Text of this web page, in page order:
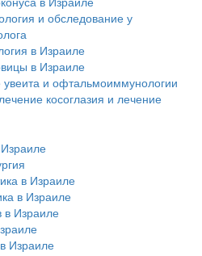
и обследование у
в Израиле
в Израиле
и офтальмоиммунологии
косоглазия и лечение
в Израиле
в Израиле
в Израиле
Израиле